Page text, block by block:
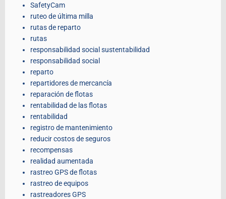
SafetyCam
ruteo de última milla
rutas de reparto
rutas
responsabilidad social sustentabilidad
responsabilidad social
reparto
repartidores de mercancía
reparación de flotas
rentabilidad de las flotas
rentabilidad
registro de mantenimiento
reducir costos de seguros
recompensas
realidad aumentada
rastreo GPS de flotas
rastreo de equipos
rastreadores GPS